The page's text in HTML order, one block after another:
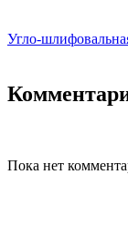
Угло-
Пока нет